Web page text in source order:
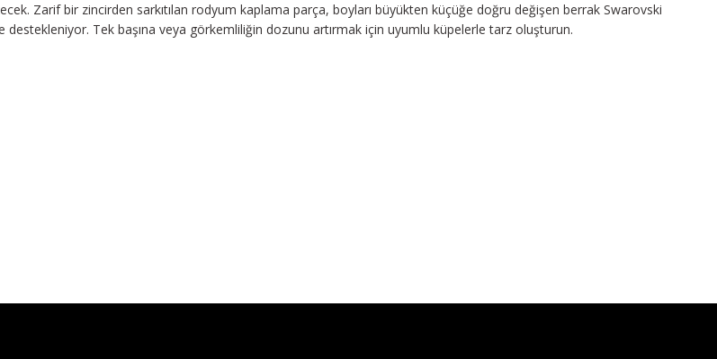
Zarif bir zincirden sarkıtılan rodyum kaplama parça, boyları büyükten küçüğe doğru değişen berrak Swarovski
destekleniyor. Tek başına veya görkemliliğin dozunu artırmak için uyumlu küpelerle tarz oluşturun.
Yorum Yaz